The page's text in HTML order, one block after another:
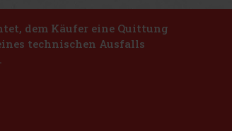
dem Käufer eine Quittung
technischen Ausfalls